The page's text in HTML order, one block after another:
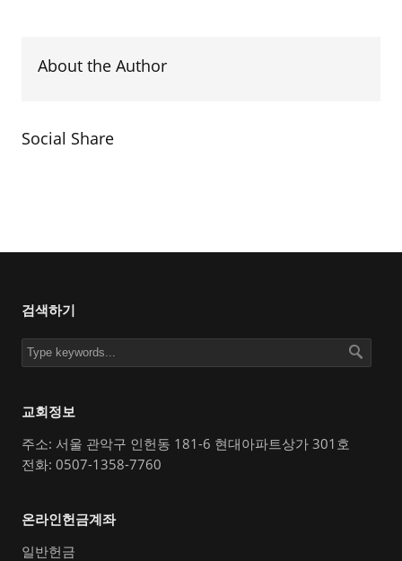
About the Author
Social Share
검색하기
교회정보
주소: 서울 관악구 인헌동 181-6 현대아파트상가 301호
전화: 0507-1358-7760
온라인헌금계좌
일반헌금